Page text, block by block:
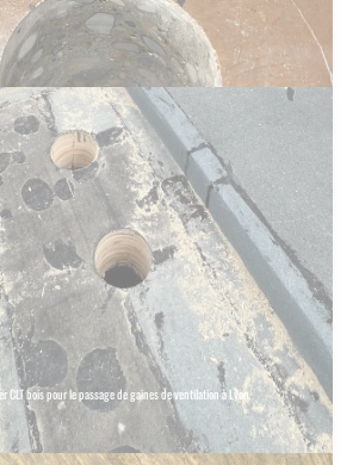
CLT bois pour le passage de gaines de ventilation à Lyon